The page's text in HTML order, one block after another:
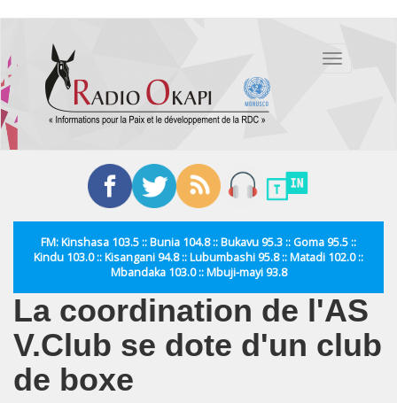
contenu
principal
Toggle
FM: Kinshasa 103.5 :: Bunia 104.8 :: Bukavu 95.3 :: Goma 95.5 ::
Kindu 103.0 :: Kisangani 94.8 :: Lubumbashi 95.8 :: Matadi 102.0 ::
Mbandaka 103.0 :: Mbuji-mayi 93.8
La coordination de l'AS
V.Club se dote d'un club
de boxe